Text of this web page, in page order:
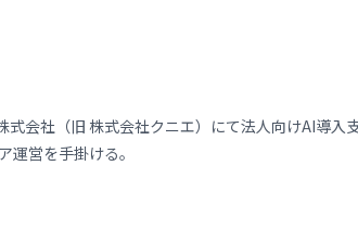
会社（旧 株式会社クニエ）にて法人向けAI導
営を手掛ける。